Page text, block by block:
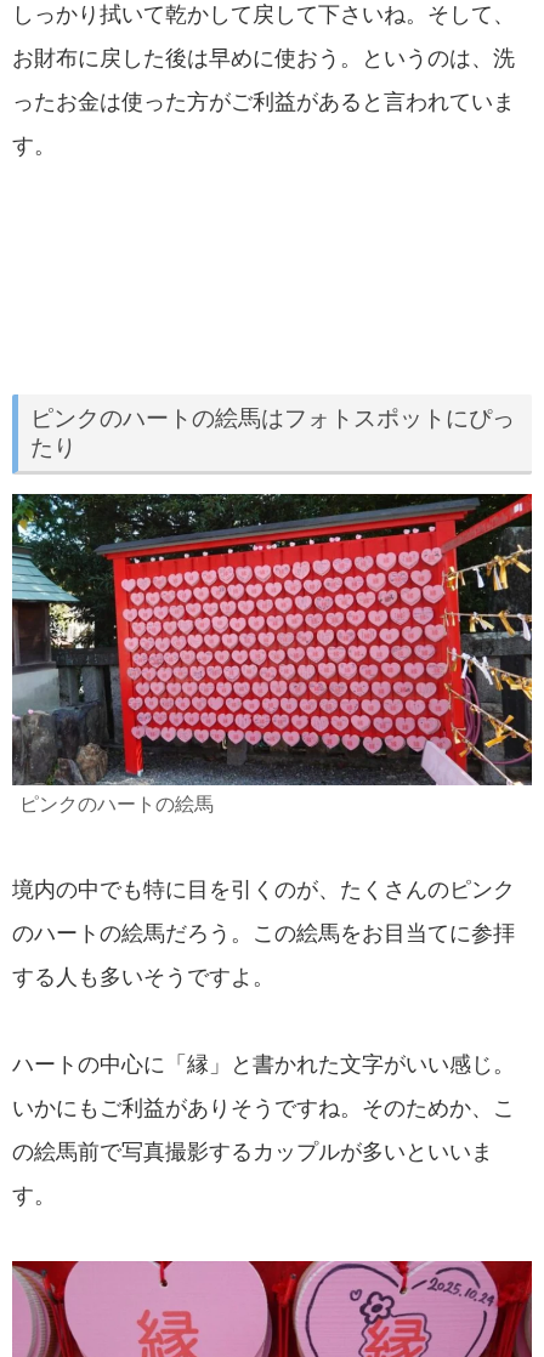
しっかり拭いて乾かして戻して下さいね。そして、
お財布に戻した後は早めに使おう。というのは、洗
ったお金は使った方がご利益があると言われていま
す。
ピンクのハートの絵馬はフォトスポットにぴっ
たり
ピンクのハートの絵馬
境内の中でも特に目を引くのが、たくさんのピンク
のハートの絵馬だろう。この絵馬をお目当てに参拝
する人も多いそうですよ。
ハートの中心に「縁」と書かれた文字がいい感じ。
いかにもご利益がありそうですね。そのためか、こ
の絵馬前で写真撮影するカップルが多いといいま
す。